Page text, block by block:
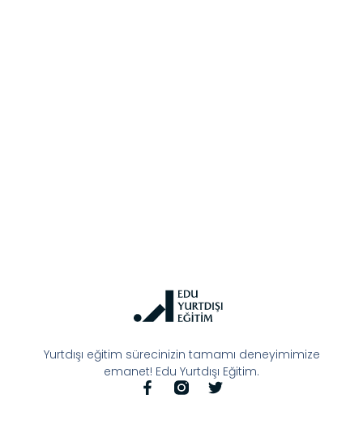
Yurtdışı eğitim sürecinizin tamamı deneyimimize
emanet! Edu Yurtdışı Eğitim.